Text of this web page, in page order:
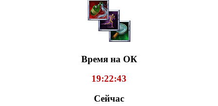
Время на ОК
19:22:43
Сейчас